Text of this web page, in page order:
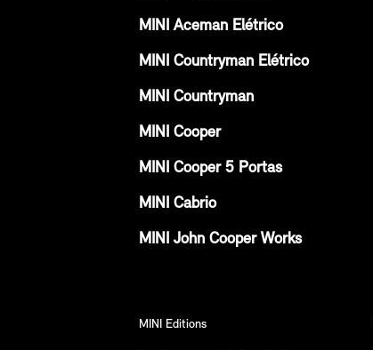
MINI Aceman Elétrico
MINI Countryman Elétrico
MINI Countryman
MINI Cooper
MINI Cooper 5 Portas
MINI Cabrio
MINI John Cooper Works
MINI Editions